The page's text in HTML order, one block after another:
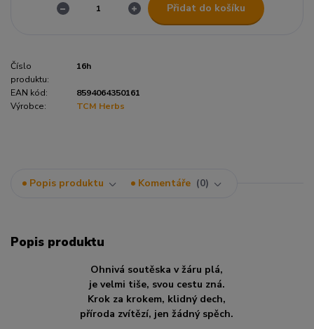
Přidat do košíku
Číslo
produktu:
16h
EAN kód:
8594064350161
Výrobce:
TCM Herbs
Popis produktu Komentáře 0
Popis produktu
Ohnivá soutěska v žáru plá,
je velmi tiše, svou cestu zná.
Krok za krokem, klidný dech,
příroda zvítězí, jen žádný spěch.